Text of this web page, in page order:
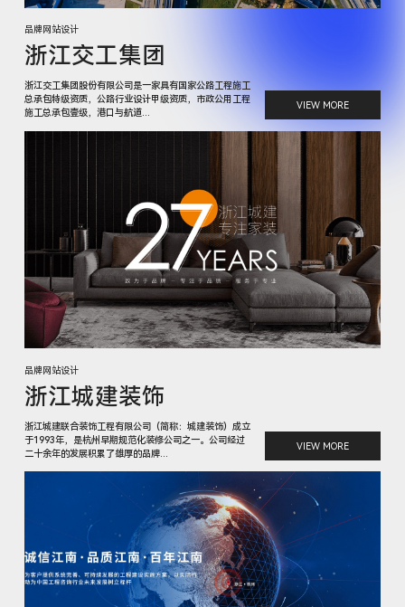
品牌网站设计
浙江交工集团
浙江交工集团股份有限公司是一家具有国家公路工程施工
总承包特级资质，公路行业设计甲级资质，市政公用工程
施工总承包壹级，港口与航道...
VIEW MORE
品牌网站设计
浙江城建装饰
浙江城建联合装饰工程有限公司（简称：城建装饰）成立
于1993年，是杭州早期规范化装修公司之一。公司经过
二十余年的发展积累了雄厚的品牌...
VIEW MORE